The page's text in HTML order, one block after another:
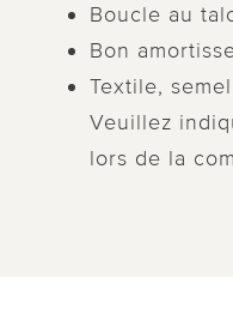
Boucle au
Bon
Textile,
Veuillez
lors de la